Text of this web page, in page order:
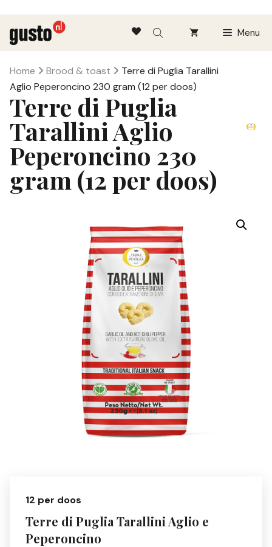
naar
de
inhoud
Menu
Home Brood & toast
Terre di Puglia Tarallini
Aglio Peperoncino 230 gram (12 per doos)
Terre di Puglia
Tarallini Aglio
Peperoncino 230
gram (12 per doos)
12 per doos
Terre di Puglia Tarallini Aglio e
Peperoncino